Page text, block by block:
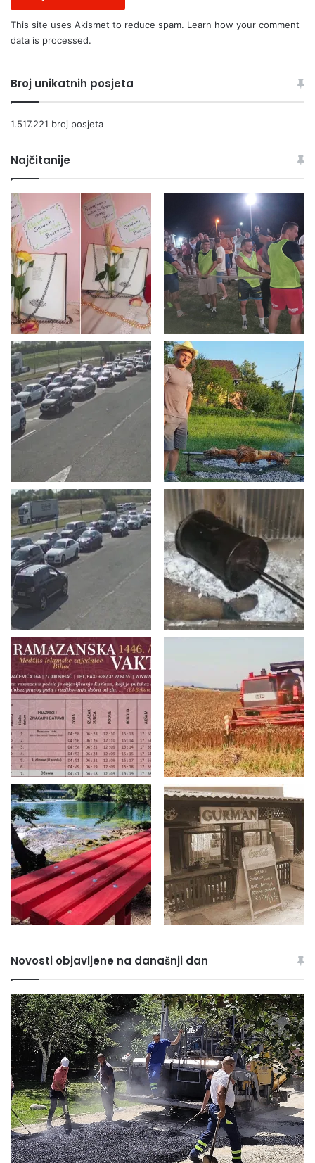
This site uses Akismet to reduce spam. Learn how your comment
data is processed.
Broj unikatnih posjeta
1.517.221 broj posjeta
Najčitanije
Novosti objavljene na današnji dan